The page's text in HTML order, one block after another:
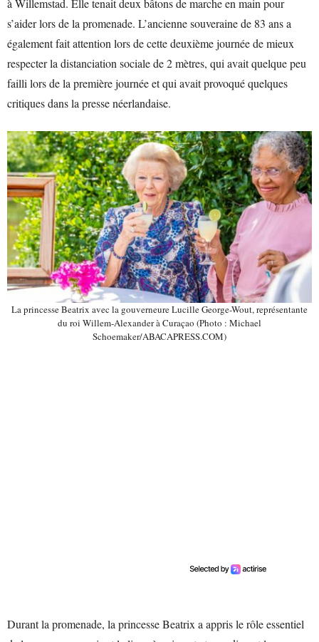
à Willemstad. Elle tenait deux bâtons de marche en main pour
s’aider lors de la promenade. L’ancienne souveraine de 83 ans a
également fait attention lors de cette deuxième journée de mieux
respecter la distanciation sociale de 2 mètres, qui avait quelque peu
failli lors de la première journée et qui avait provoqué quelques
critiques dans la presse néerlandaise.
La princesse Beatrix avec la gouverneureLucille George-Wout, représentante
du roi Willem-Alexander à Curaçao (Photo : Michael
Schoemaker/ABACAPRESS.COM)
Durant la promenade, la princesse Beatrix a appris le rôle essentiel